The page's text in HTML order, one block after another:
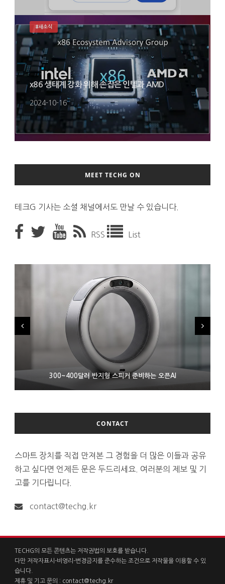
x86 생태계 강화 위해 손잡은 인텔과 AMD
2024-10-16
#새소식
MEET TECHG ON
테크G 기사는 소셜 채널에서도 만날 수 있습니다.
RSS List
300~400달러 반지형 스피커 준비하는 오픈AI
조용히 스팀 프레임 검증 요구사항 바꾼 밸브
9월 4일부터 서비스 접는 안드로이드 장치용 구글 어시스턴트
CONTACT
스마트 장치를 직접 만져본 그 경험을 더 많은 이들과 공유
하고 싶다면 언제든 문은 두드리세요. 여러분의 제보 및 기
고를 기다립니다.
contact@techg.kr
TECHG의 모든 콘텐츠는 저작권법의 보호를 받습니다.
다만 저작자표시-비영리-변경금지를 준수하는 조건으로 저작물을 이용할 수 있
습니다.
제휴 및 기고 문의 : contact@techg.kr